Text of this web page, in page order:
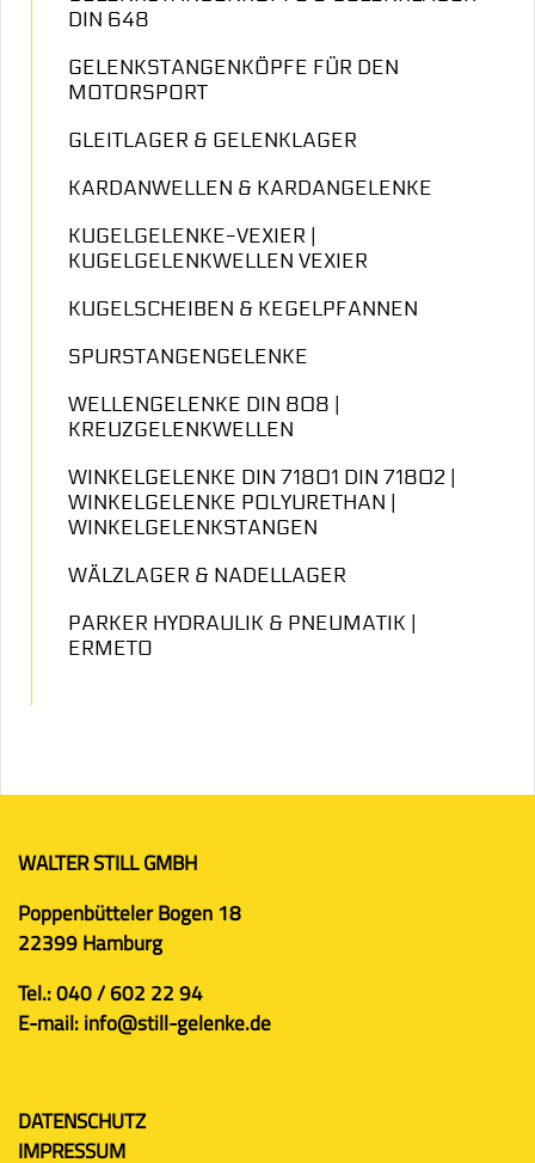
DIN 648
GELENKSTANGENKÖPFE FÜR DEN
MOTORSPORT
GLEITLAGER & GELENKLAGER
KARDANWELLEN & KARDANGELENKE
KUGELGELENKE-VEXIER |
KUGELGELENKWELLEN VEXIER
KUGELSCHEIBEN & KEGELPFANNEN
SPURSTANGENGELENKE
WELLENGELENKE DIN 808 |
KREUZGELENKWELLEN
WINKELGELENKE DIN 71801 DIN 71802 |
WINKELGELENKE POLYURETHAN |
WINKELGELENKSTANGEN
WÄLZLAGER & NADELLAGER
PARKER HYDRAULIK & PNEUMATIK |
ERMETO
WALTER STILL GMBH
Poppenbütteler Bogen 18
22399 Hamburg
Tel.:040 / 602 22 94
E-mail:info@still-gelenke.de
DATENSCHUTZ
IMPRESSUM